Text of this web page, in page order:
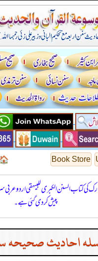
Book Store
🏠
کی کتاب السنن الكبرى للبيهقي اردو
پیش کر دی گئی ہے۔
احاديث صحيحه